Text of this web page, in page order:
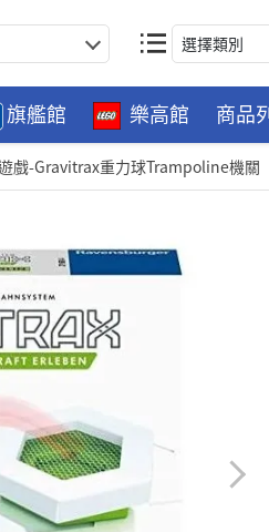
選擇類別
旗艦館 樂高館 商品
戲-Gravitrax重力球Trampoline機關